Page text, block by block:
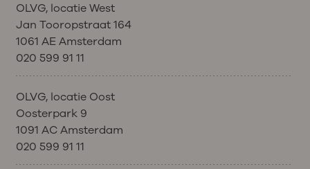
OLVG, locatie West
Jan Tooropstraat 164
1061 AE Amsterdam
020 599 91 11
OLVG, locatie Oost
Oosterpark 9
1091 AC Amsterdam
020 599 91 11